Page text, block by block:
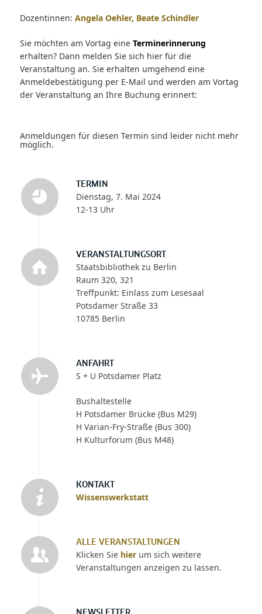
TERMIN
Dienstag, 7. Mai 2024
12-13 Uhr
VERANSTALTUNGSORT
Staatsbibliothek zu Berlin
Raum 320, 321
Treffpunkt: Einlass zum Lesesaal
Potsdamer Straße 33
10785 Berlin
ANFAHRT
S + U Potsdamer Platz
Bushaltestelle
H Potsdamer Brücke (Bus M29)
H Varian-Fry-Straße (Bus 300)
H Kulturforum (Bus M48)
KONTAKT
Wissenswerkstatt
ALLE VERANSTALTUNGEN
Klicken Sie hierum sich weitere
Veranstaltungen anzeigen zu lassen.
Dozentinnen: Angela Oehler, Beate Schindler
Sie möchten am Vortag eine Terminerinnerung
erhalten? Dann melden Sie sich hier für die
Veranstaltung an. Sie erhalten umgehend eine
Anmeldebestätigung per E-Mail und werden am Vortag
der Veranstaltung an Ihre Buchung erinnert:
Anmeldungen für diesen Termin sind leider nicht mehr
möglich.